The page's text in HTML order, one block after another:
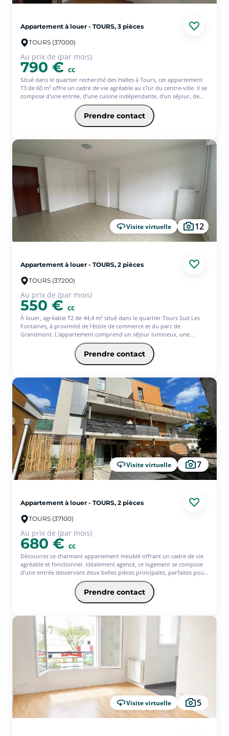
Appartement à louer - TOURS, 3 pièces
TOURS (37000)
Au prix de (par mois)
790 € cc
Situé dans le quartier recherché des Halles à Tours, cet appartement
T3 de 60 m² offre un cadre de vie agréable au c?ur du centre-ville. Il se
compose d'une entrée, d'une cuisine indépendante, d'un séjour, de
deux chambres, d'une salle d'eau, d'un WC ainsi que d'une cave. Situé
au 1er étage d'un immeuble de 2 étages, l'appartement est habitable et
dispose d'un chauffage individuel au gaz ainsi que d'une production
d'eau chaude individuelle au gaz. Un bien fonctionnel et idéalement
résidence principale ou d'investissement. À découvrir sans tarder !
Avec l'offre Equilibre de l'assurance habitation Pacifica, votre loyer à
partir de 813.14? (offre ponctuelle 3 mois d'assurance offerts)* *
Service facultatif - Conditions en vigueur au 01/08/26.
Prendre contact
Visite virtuelle 12
Appartement à louer - TOURS, 2 pièces
TOURS (37200)
Au prix de (par mois)
550 € cc
À louer, agréable T2 de 44,4 m² situé dans le quartier Tours Sud Les
Fontaines, à proximité de l'école de commerce et du parc de
Grandmont. L'appartement comprend un séjour lumineux, une
cuisine indépendante, un cellier, une chambre, une salle de bains avec
WC ainsi qu¿un placard. Situé au 3 étage avec ascenseur, il bénéficie
d'un chauffage collectif au gaz et de l'eau chaude collective.
Appartement fonctionnel et bien situé, idéal pour profiter d'un
habitation PACIFICA, votre loyer sera de 556? (offre ponctuelle de 3
mois d'assurance offerts)* * Service facultatif - Conditions en vigueur
au 01/08/26. Offre réservée aux 18-31ans, sous réserve d'étude et
d'acceptation définitive de votre dossier par votre Caisse régionale
Prendre contact
Visite virtuelle 7
Appartement à louer - TOURS, 2 pièces
TOURS (37100)
Au prix de (par mois)
680 € cc
Découvrez ce charmant appartement meublé offrant un cadre de vie
agréable et fonctionnel. Idéalement agencé, ce logement se compose
d'une entrée desservant deux belles pièces principales, parfaites pour
créer un espace salon/séjour confortable ainsi qu'un coin nuit
chaleureux. L'appartement dispose également d'une cuisine aménagée
et entièrement équipée, pensée pour vous offrir un maximum de
praticité au quotidien. Vous profiterez d'une salle de bains avec WC,
appréciable pour vos moments de détente. Pour compléter ce bien,
une cave privative ainsi qu'une place de parking sont mises à votre
disposition, offrant un véritable confort supplémentaire au quotidien.
Avec l'offre Jeune de l'assurance habitation PACIFICA, votre loyer sera
de 680? (offre ponctuelle de 3 mois d'assurance offerts)* * Service
facultatif - Conditions en vigueur au 01/07/26. Offre réservée aux 18-
31ans, sous réserve d'étude et d'acceptation définitive de votre
dossier par votre Caisse régionale
Prendre contact
Visite virtuelle 5